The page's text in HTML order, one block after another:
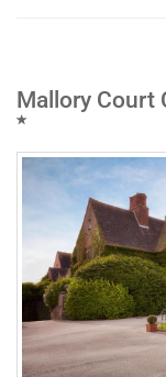
Mallory Court